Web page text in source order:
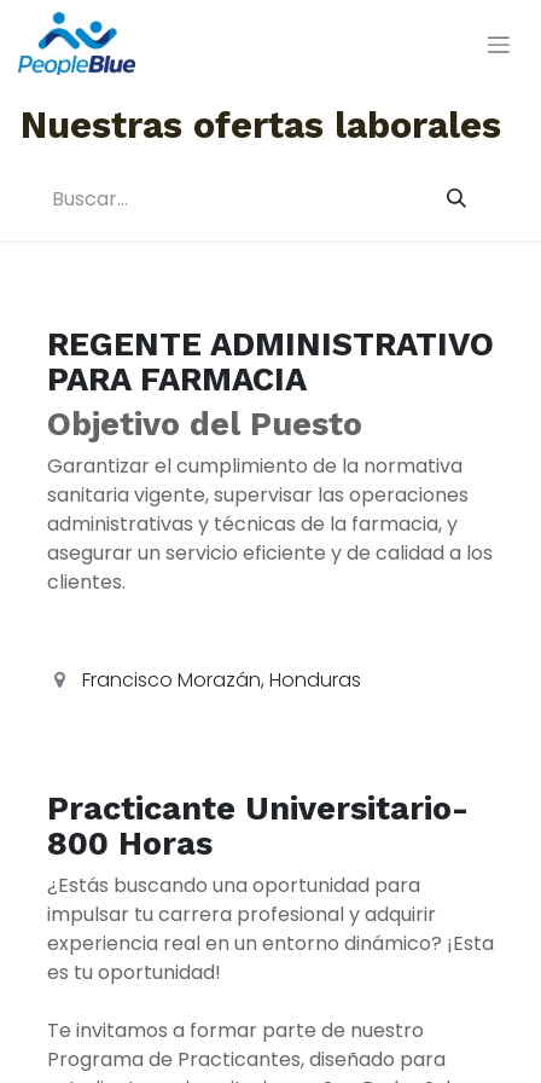
Nuestras ofertas laborales
REGENTE ADMINISTRATIVO
PARA FARMACIA
Objetivo del Puesto
Garantizar el cumplimiento de la normativa
sanitaria vigente, supervisar las operaciones
administrativas y técnicas de la farmacia, y
asegurar un servicio eficiente y de calidad a los
clientes.
Francisco Morazán, Honduras
Practicante Universitario-
800 Horas
¿Estás buscando una oportunidad para
impulsar tu carrera profesional y adquirir
experiencia real en un entorno dinámico? ¡Esta
es tu oportunidad!
Te invitamos a formar parte de nuestro
Programa de Practicantes, diseñado para